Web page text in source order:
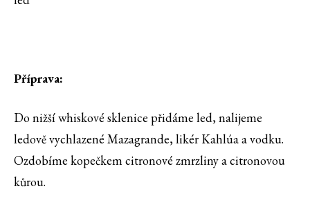
Příprava:
Do nižší whiskové sklenice přidáme led, nalijeme
ledově vychlazené Mazagrande, likér Kahlúa a vodku.
Ozdobíme kopečkem citronové zmrzliny a citronovou
kůrou.